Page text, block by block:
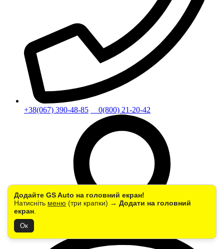
Додайте GS Auto на головний екран!
Натисніть меню (три крапки) → Додати на головний
екран
Ок
+38(067) 390-48-85 0(800) 21-20-42